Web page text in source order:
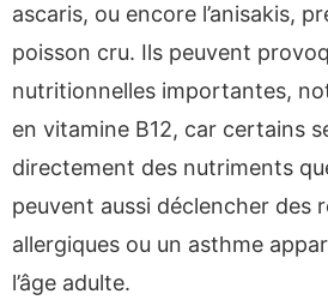
ascaris, ou encore l’anisakis,
poisson cru. Ils peuvent
nutritionnelles importantes,
en vitamine B12, car certains
directement des nutriments
peuvent aussi déclencher des
allergiques ou un asthme
l’âge adulte.